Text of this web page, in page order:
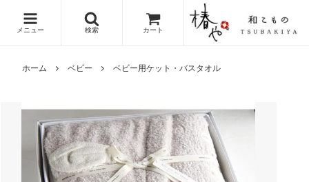
メニュー 検索 カート
ホーム ベビー ベビー用ケット・バスタオル